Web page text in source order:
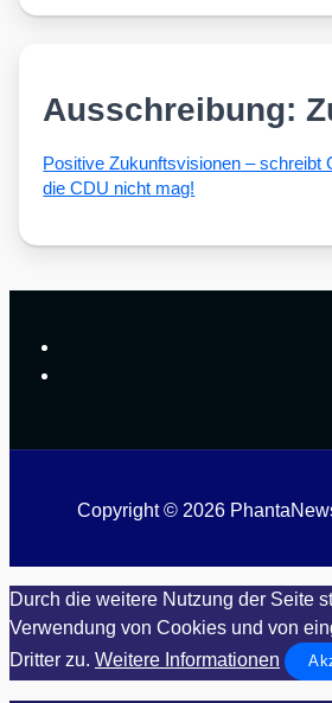
Ausschreibung:
Posi­ti­ve Zukunfts­vi­sio­nen – schreibt
die CDU nicht mag!
Copyright © 2026
Durch die weitere Nutzung der Seite
Verwendung von Cookies und von
Dritter zu. Weitere Informationen